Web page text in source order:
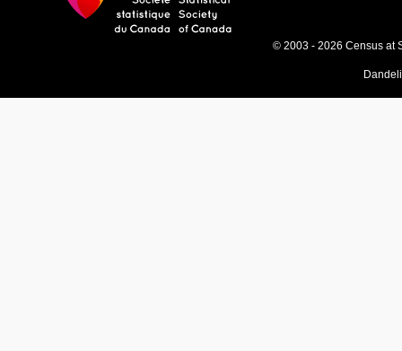
© 2003 - 2026 Census at